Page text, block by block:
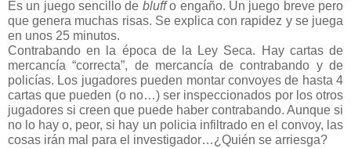
Es un juego sencillo de bluff o engaño. Un juego breve pero
que genera muchas risas. Se explica con rapidez y se juega
en unos 25 minutos.
Contrabando en la época de la Ley Seca. Hay cartas de
mercancía “correcta”, de mercancía de contrabando y de
policías. Los jugadores pueden montar convoyes de hasta 4
cartas que pueden (o no…) ser inspeccionados por los otros
jugadores si creen que puede haber contrabando. Aunque si
no lo hay o, peor, si hay un policia infiltrado en el convoy, las
cosas irán mal para el investigador…¿Quién se arriesga?